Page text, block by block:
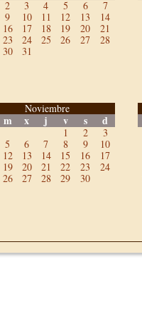
2 3 4 5 6
7
9 10 11 12 13
14
16 17 18 19 20
21
23 24 25 26 27
28
30 31
Noviembre
m x j v s d
1 2
3
5 6 7 8 9
10
12 13 14 15 16
17
19 20 21 22 23
24
26 27 28 29 30